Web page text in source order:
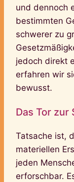
und dennoch
bestimmten
schwerer zu
jedoch direkt
erfahren wir
bewusst.
Das Tor zur
Tatsache ist,
materiellen
jeden
erforschbar.